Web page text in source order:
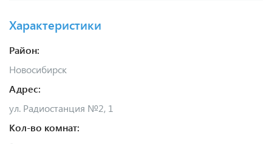
Характеристики
Район:
Новосибирск
Адрес:
ул. Радиостанция №2, 1
Кол-во комнат: